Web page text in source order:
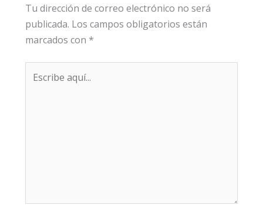
Tu dirección de correo electrónico no será
publicada. Los campos obligatorios están
marcados con *
aquí...